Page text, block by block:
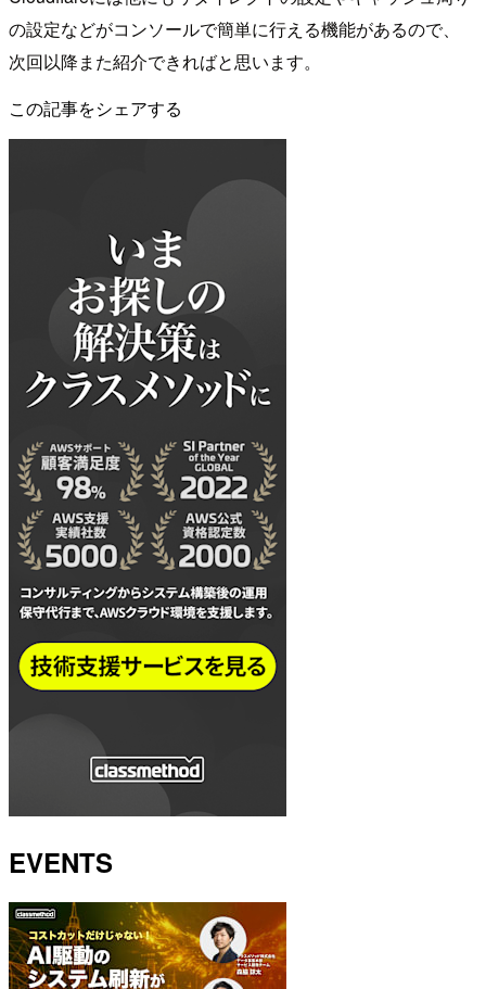
の設定などがコンソールで簡単に行える機能があるので、
次回以降また紹介できればと思います。
この記事をシェアする
EVENTS